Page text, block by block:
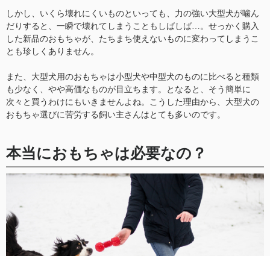
しかし、いくら壊れにくいものといっても、力の強い大型犬が噛ん
だりすると、一瞬で壊れてしまうこともしばしば…。せっかく購入
した新品のおもちゃが、たちまち使えないものに変わってしまうこ
とも珍しくありません。
また、大型犬用のおもちゃは小型犬や中型犬のものに比べると種類
も少なく、やや高価なものが目立ちます。となると、そう簡単に
次々と買うわけにもいきませんよね。こうした理由から、大型犬の
おもちゃ選びに苦労する飼い主さんはとても多いのです。
本当におもちゃは必要なの？